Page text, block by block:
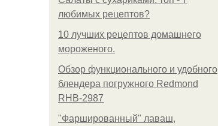
любимых рецептов?
10 лучших рецептов домашнего
мороженого.
Обзор функционального и удобного
блендера погружного Redmond
RHB-2987
"Фаршированный" лаваш,